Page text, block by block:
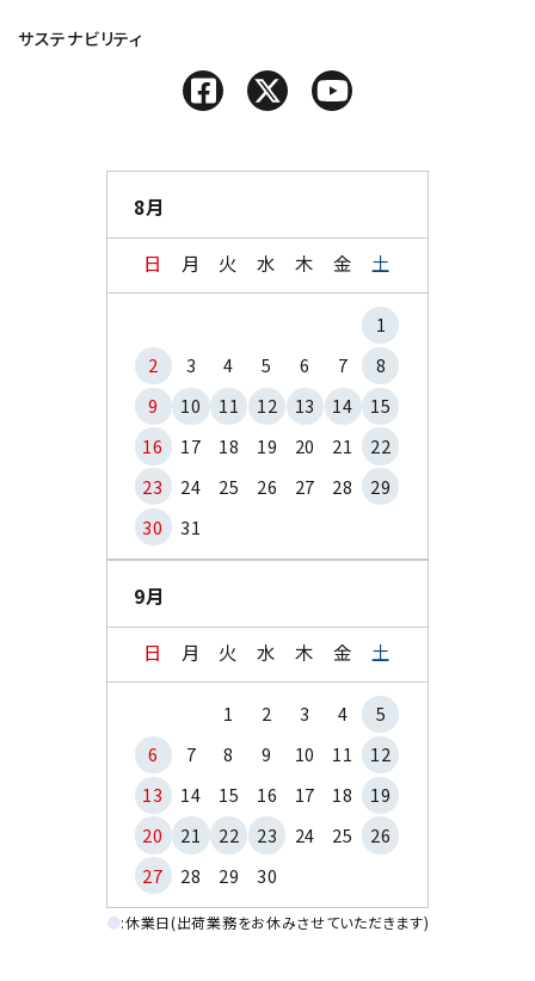
サステナビリティ
8月
日 月 火 水 木 金 土
1
2
3 4 5 6 7
8
9
10 11 12 13 14
15
16
17 18 19 20 21
22
23
24 25 26 27 28
29
30
31
9月
日 月 火 水 木 金 土
1 2 3 4
5
6
7 8 9 10 11
12
13
14 15 16 17 18
19
20
21 22 23 24 25
26
27
28 29 30
●:休業日(出荷業務をお休みさせていただきます)